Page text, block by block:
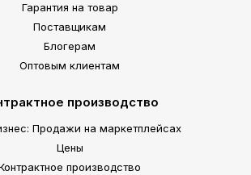
Гарантия на товар
Поставщикам
Блогерам
Оптовым клиентам
производство
Продажи на маркетплейсах
Цены
производство